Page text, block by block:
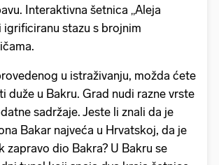
Interaktivna šetnica „Aleja
igrificiranu stazu s brojnim
u istraživanju, možda ćete
duže u Bakru. Grad nudi razne vrste
sadržaje. Jeste li znali da je
Bakar najveća u Hrvatskoj, da je
zapravo dio Bakra? U Bakru se